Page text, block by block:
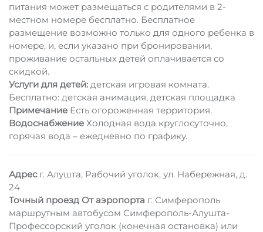
питания может размещаться с родителями в 2-
местном номере бесплатно. Бесплатное
размещение возможно только для одного ребенка в
номере, и, если указано при бронировании,
проживание остальных детей оплачивается со
скидкой.
Услуги для детей: детская игровая комната.
Бесплатно: детская анимация, детская площадка
Примечание Есть огороженная территория.
Водоснабжение Холодная вода круглосуточно,
горячая вода – ежедневно по графику.
Адресг. Алушта, Рабочий уголок, ул. Набережная, д.
24
Точный проезд От аэропорта г. Симферополь
маршрутным автобусом Симферополь-Алушта-
Профессорский уголок (конечная остановка) или